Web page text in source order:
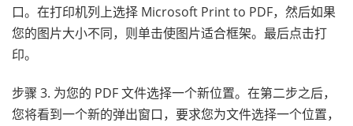
口。在打印机列上选择 Microsoft Print to PDF，然后如果
您的图片大小不同，则单击使图片适合框架。最后点击打
印。
步骤 3. 为您的 PDF 文件选择一个新位置。在第二步之后，
您将看到一个新的弹出窗口，要求您为文件选择一个位置，